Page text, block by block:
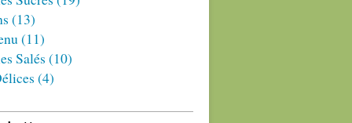
(13)
(11)
Salés (10)
(4)